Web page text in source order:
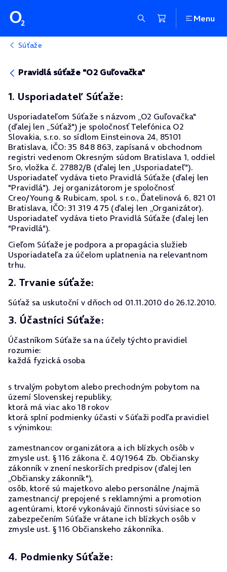
Menu
Súťaže
Pravidlá súťaže "O2 Guľovačka"
1. Usporiadateľ Súťaže:
Usporiadateľom Súťaže s názvom „O2 Guľovačka"
(ďalej len „Súťaž") je spoločnosť Telefónica O2
Slovakia, s.r.o. so sídlom Einsteinova 24, 85101
Bratislava, IČO: 35 848 863, zapísaná v obchodnom
registri vedenom Okresným súdom Bratislava 1, oddiel
Sro, vložka č. 27882/B (ďalej len „Usporiadateľ").
Usporiadateľ vydáva tieto Pravidlá Súťaže (ďalej len
"Pravidlá"). Jej organizátorom je spoločnosť
Creo/Young & Rubicam, spol. s r.o., Ďatelinová 6, 821 01
Bratislava, IČO: 31 319 475 (ďalej len „Organizátor).
Usporiadateľ vydáva tieto Pravidlá Súťaže (ďalej len
"Pravidlá").
Cieľom Súťaže je podpora a propagácia služieb
Usporiadateľa za účelom uplatnenia na relevantnom
trhu.
2. Trvanie súťaže:
Súťaž sa uskutoční v dňoch od 01.11.2010 do 26.12.2010.
3. Účastníci Súťaže:
Účastníkom Súťaže sa na účely týchto pravidiel
rozumie:
každá fyzická osoba
s trvalým pobytom alebo prechodným pobytom na
území Slovenskej republiky,
ktorá má viac ako 18 rokov
ktorá splní podmienky účasti v Súťaži podľa pravidiel
s výnimkou:
zamestnancov organizátora a ich blízkych osôb v
zmysle ust. § 116 zákona č. 40/1964 Zb. Občiansky
zákonník v znení neskorších predpisov (ďalej len
„Občiansky zákonník"),
osôb, ktoré sú majetkovo alebo personálne /najmä
zamestnanci/ prepojené s reklamnými a promotion
agentúrami, ktoré vykonávajú činnosti súvisiace so
zabezpečením Súťaže vrátane ich blízkych osôb v
zmysle ust. § 116 Občianskeho zákonníka.
4. Podmienky Súťaže: